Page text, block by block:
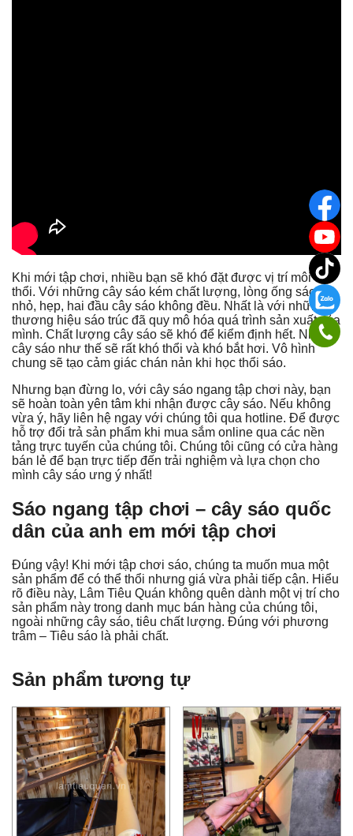
Khi mới tập chơi, nhiều bạn sẽ khó đặt được vị trí môi để
thổi. Với những cây sáo kém chất lượng, lòng ống sáo
nhỏ, hẹp, hai đầu cây sáo không đều. Nhất là với những
thương hiệu sáo trúc đã quy mô hóa quá trình sản xuất của
mình. Chất lượng cây sáo sẽ khó để kiểm định hết. Những
cây sáo như thế sẽ rất khó thổi và khó bắt hơi. Vô hình
chung sẽ tạo cảm giác chán nản khi học thổi sáo.
Nhưng bạn đừng lo, với cây sáo ngang tập chơi này, bạn
sẽ hoàn toàn yên tâm khi nhận được cây sáo. Nếu không
vừa ý, hãy liên hệ ngay với chúng tôi qua hotline. Để được
hỗ trợ đổi trả sản phẩm khi mua sắm online qua các nền
tảng trực tuyến của chúng tôi. Chúng tôi cũng có cửa hàng
bán lẻ để bạn trực tiếp đến trải nghiệm và lựa chọn cho
mình cây sáo ưng ý nhất!
Sáo ngang tập chơi – cây sáo quốc
dân của anh em mới tập chơi
Đúng vậy! Khi mới tập chơi sáo, chúng ta muốn mua một
sản phẩm để có thể thổi nhưng giá vừa phải tiếp cận. Hiểu
rõ điều này, Lâm Tiêu Quán không quên dành một vị trí cho
sản phẩm này trong danh mục bán hàng của chúng tôi,
ngoài những cây sáo, tiêu chất lượng. Đúng với phương
trâm – Tiêu sáo là phải chất.
Sản phẩm tương tự